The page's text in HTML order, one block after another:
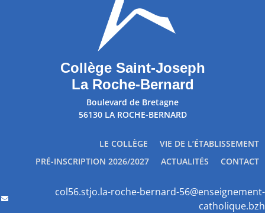
Collège Saint-Joseph
La Roche-Bernard
Boulevard de Bretagne
56130 LA ROCHE-BERNARD
LE COLLÈGE
VIE DE L’ÉTABLISSEMENT
PRÉ-INSCRIPTION 2026/2027
ACTUALITÉS CONTACT
col56.stjo.la-roche-bernard-56@enseignement-
catholique.bzh